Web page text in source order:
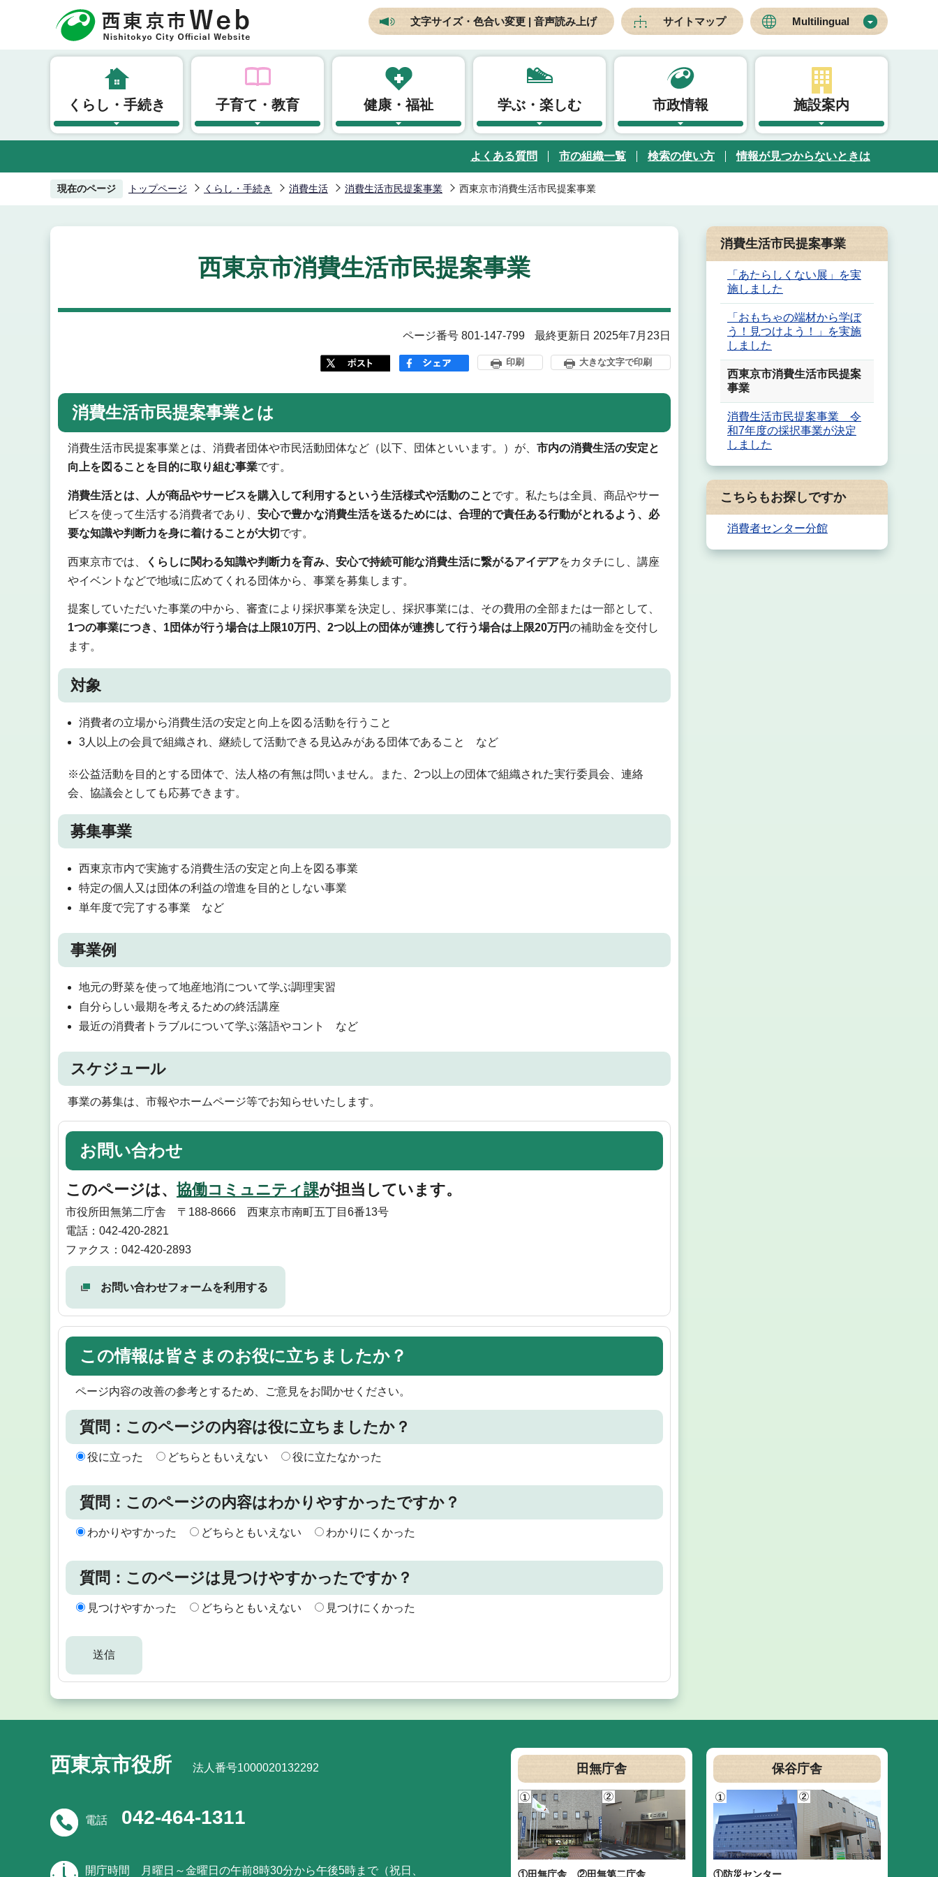
頭
文字サイズ・色合い変更 | 音声読み上げ サイトマップ Multilingual
くらし・手続き 子育て・教育 健康・福祉 学ぶ・楽しむ 市政情報 施設案内
よくある質問 市の組織一覧 検索の使い方 情報が見つからないときは
現在のページ トップページ くらし・手続き 消費生活 消費生活市民提案事業 西東京市消費生活市民提案事業
西東京市消費生活市民提案事業
ページ番号 801-147-799 最終更新日 2025年7月23日
印刷 大きな文字で印刷
消費生活市民提案事業とは
消費生活市民提案事業とは、消費者団体や市民活動団体など（以下、団体といいます。）が、 市内の消費生活の安定と
向上を図ることを目的に取り組む事業です。
消費生活とは、人が商品やサービスを購入して利用するという生活様式や活動のことです。私たちは全員、商品やサー
ビスを使って生活する消費者であり、 安心で豊かな消費生活を送るためには、合理的で責任ある行動がとれるよう、必
要な知識や判断力を身に着けることが大切 です。
西東京市では、 くらしに関わる知識や判断力を育み、安心で持続可能な消費生活に繋がるアイデアをカタチにし、講座
やイベントなどで地域に広めてくれる団体から、事業を募集します。
提案していただいた事業の中から、審査により採択事業を決定し、採択事業には、その費用の全部または一部として、
1つの事業につき、1団体が行う場合は上限10万円、2つ以上の団体が連携して行う場合は上限20万円の補助金を交付し
ます。
対象
消費者の立場から消費生活の安定と向上を図る活動を行うこと
3人以上の会員で組織され、継続して活動できる見込みがある団体であること など
※公益活動を目的とする団体で、法人格の有無は問いません。また、2つ以上の団体で組織された実行委員会、連絡
会、協議会としても応募できます。
募集事業
西東京市内で実施する消費生活の安定と向上を図る事業
特定の個人又は団体の利益の増進を目的としない事業
単年度で完了する事業 など
事業例
地元の野菜を使って地産地消について学ぶ調理実習
自分らしい最期を考えるための終活講座
最近の消費者トラブルについて学ぶ落語やコント など
スケジュール
事業の募集は、市報やホームページ等でお知らせいたします。
お問い合わせ
このページは、 協働コミュニティ課が担当しています。
市役所田無第二庁舎 〒188-8666 西東京市南町五丁目6番13号
電話：042-420-2821
ファクス：042-420-2893
お問い合わせフォームを利用する
この情報は皆さまのお役に立ちましたか？
ページ内容の改善の参考とするため、ご意見をお聞かせください。
質問：このページの内容は役に立ちましたか？
役に立った どちらともいえない 役に立たなかった
質問：このページの内容はわかりやすかったですか？
わかりやすかった どちらともいえない わかりにくかった
質問：このページは見つけやすかったですか？
見つけやすかった どちらともいえない 見つけにくかった
消費生活市民提案事業
「あたらしくない展」を実
施しました
「おもちゃの端材から学ぼ
う！見つけよう！」を実施
しました
西東京市消費生活市民提案
事業
消費生活市民提案事業 令
和7年度の採択事業が決定
しました
こちらもお探しですか
消費者センター分館
西東京市役所 法人番号1000020132292
電話 042-464-1311
開庁時間 月曜日～金曜日の午前8時30分から午後5時まで（祝日、
田無庁舎
①田無庁舎 ②田無第二庁舎
保谷庁舎
①防災センター